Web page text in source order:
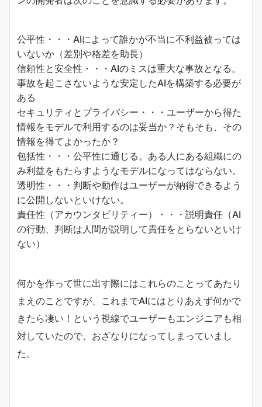
公平性・・・AIによって誰かが不当に不利益被っては
いないか（差別や格差を助長）
信頼性と安全性・・・AIのミスは重大な事故となる。
事故を起こさないような安定したAIを構築する必要が
ある
セキュリティとプライバシー・・・ユーザーから得た
情報をモデルで利用するのは妥当か？そもそも、その
情報を得てよかったか？
包括性・・・公平性に通じる。ある人にある組織にの
み利益をもたらすようなモデルになってはならない。
透明性・・・判断や動作はユーザーが納得できるよう
に公開しないといけない。
責任性（アカウンタビリティー）・・・説明責任（AI
の行動、判断は人間が説明して責任をとらないといけ
ない）
何かを作って世に出す際にはこれらのことってあたり
まえのことですが、これまでAIにはとりあえず何かで
きたら凄い！という視線でユーザーもエンジニアも相
対していたので、おざなりになってしまっていまし
た。